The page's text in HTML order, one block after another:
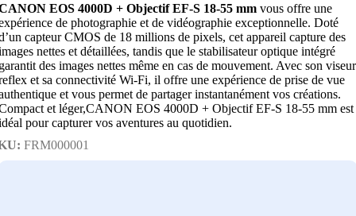
EOS 4000D + Objectif EF-S 18-55 mm vous offre une
de photographie et de vidéographie exceptionnelle. Doté
capteur CMOS de 18 millions de pixels, cet appareil capture des
nettes et détaillées, tandis que le stabilisateur optique intégré
des images nettes même en cas de mouvement. Avec son viseur
et sa connectivité Wi-Fi, il offre une expérience de prise de vue
et vous permet de partager instantanément vos créations.
et léger,CANON EOS 4000D + Objectif EF-S 18-55 mm est
pour capturer vos aventures au quotidien.
FRM000001